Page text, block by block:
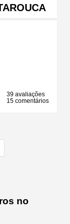
39 avaliações
15 comentários
no